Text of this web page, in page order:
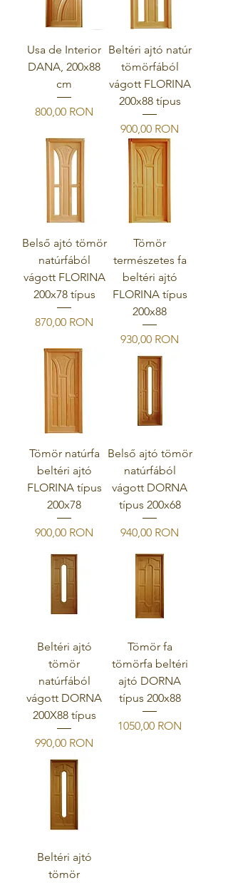
Usa de Interior
DANA, 200x88
cm
Ár
800,00 RON
Beltéri ajtó natúr
tömörfából
vágott FLORINA
200x88 típus
Ár
900,00 RON
Belső ajtó tömör
natúrfából
vágott FLORINA
200x78 típus
Ár
870,00 RON
Tömör
természetes fa
beltéri ajtó
FLORINA típus
200x88
Ár
930,00 RON
Tömör natúrfa
beltéri ajtó
FLORINA típus
200x78
Ár
900,00 RON
Belső ajtó tömör
natúrfából
vágott DORNA
típus 200x68
Ár
940,00 RON
Beltéri ajtó
tömör
natúrfából
vágott DORNA
200X88 típus
Ár
990,00 RON
Tömör fa
tömörfa beltéri
ajtó DORNA
típus 200x88
Ár
1050,00 RON
Beltéri ajtó
tömör